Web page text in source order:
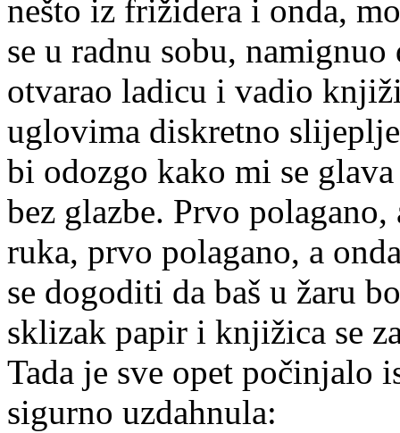
nešto iz frižidera i onda,
se u radnu sobu,
otvarao ladicu i vadio
uglovima diskretno
bi odozgo kako mi se
bez glazbe. Prvo
ruka, prvo polagano, a
se dogoditi da baš u žaru
sklizak papir i knjižica se
Tada je sve opet počinjalo
sigurno uzdahnula: